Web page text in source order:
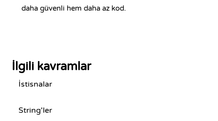
daha güvenli hem daha az kod.
İlgili kavramlar
İstisnalar
String'ler